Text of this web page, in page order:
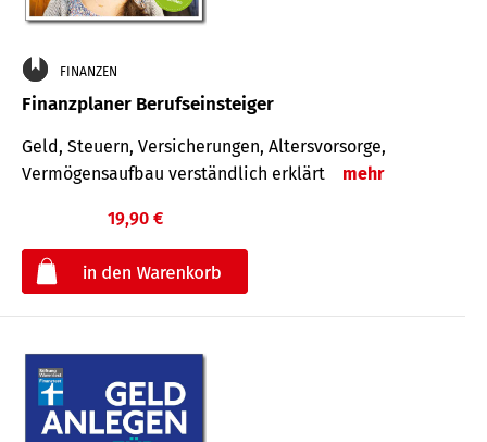
FINANZEN
Finanzplaner Berufseinsteiger
Geld, Steuern, Versicherungen, Altersvorsorge,
Vermögensaufbau verständlich erklärt
mehr
19,90 €